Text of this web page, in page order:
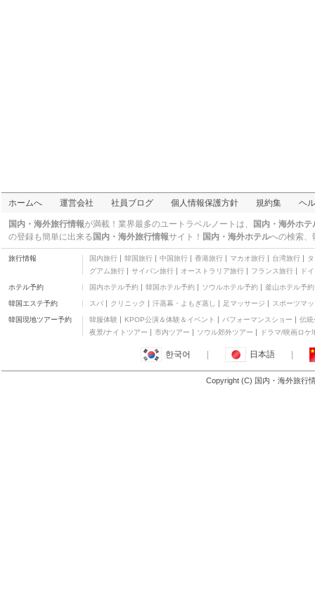
ホームへ 運営会社 社員ブログ 個人情報保護方針 規約集 ヘ
国内・海外旅行情報が満載！業界最多のユートラベルノートは、
国内・海外ホ
の登録も簡単に出来る 国内・海外旅行情報サイト！ 国内・海外ホテルへの検索、
旅行情報 国内旅行 韓国旅行 中国旅行 香港旅行 マカオ旅行 台湾旅行
グアム旅行
サイパン旅行 オーストラリア旅行 フランス旅行 ド
ホテル予約 国内ホテル予約 韓国ホテル予約 ソウルホテル予約 釜山ホテル予約
韓国エステ予約 スパ クリニック 汗蒸幕・よもぎ蒸し 足マッサージ スポーツマ
韓国現地ツアー予約 韓服体験 KPOP公演＆体験＆イベント パフォーマンスショー
伝統
夜景/ナイトツアー
市内ツアー ソウル郊外ツアー ドラマ/映画ロケ
한국어 日本語
Copyright (C) 国内・海外旅行